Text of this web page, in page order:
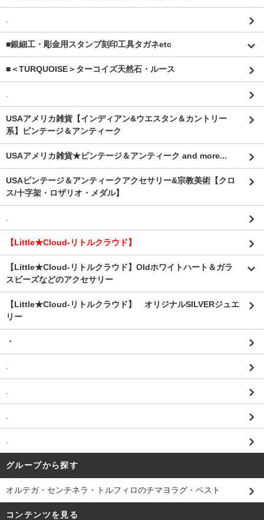
■銀細工・彫金用スタンプ刻印工具タガネetc
■＜TURQUOISE＞ターコイズ天然石・ルース
USAアメリカ雑貨【インディアン&ウエスタン＆カントリー
系】ビンテージ＆アンティーク
USAアメリカ雑貨★ビンテージ＆アンティーク and more...
USAビンテージ＆アンティークアクセサリー&宗教美術【クロ
ス/十字架・ロザリオ・メダル】
【Little★Cloud-リトルクラウド】
【Little★Cloud-リトルクラウド】Oldホワイトハート＆ガラ
スビーズなどのアクセサリー
【Little★Cloud-リトルクラウド】 オリジナルSILVERジュエ
リー
・
グループから探す
オルテガ・センチネラ・トルフィロのチマヨラグ・ベスト
コンテンツを見る